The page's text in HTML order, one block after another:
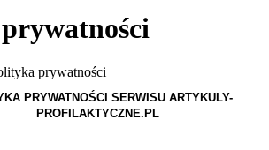
prywatności
PRYWATNOŚCI SERWISU ARTYKULY-
PROFILAKTYCZNE.PL